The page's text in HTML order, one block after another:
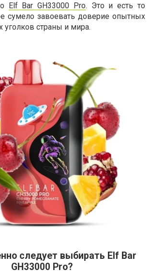
Elf Bar GH33000 Pro. Это и есть то
сумело завоевать доверие опытных
уголков страны и мира.
следует выбирать Elf Bar
GH33000 Pro?